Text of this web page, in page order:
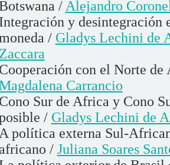
/ Alejandro
Integración y desintegración
/ Gladys Lechini de
Zaccara
Cooperación con el Norte
Carrancio
Cono Sur de Africa y Cono
/ Gladys Lechini de
A política externa Sul-
africano / Juliana Soares